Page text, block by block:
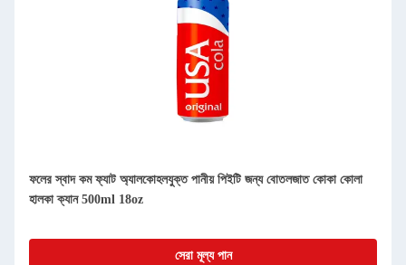
কোকা কোলা
ফলের স্বাদ 250 মিলি কার্বনেটেড সফট ড্রিঙ্কস বোতলজাত
বোতলজাত